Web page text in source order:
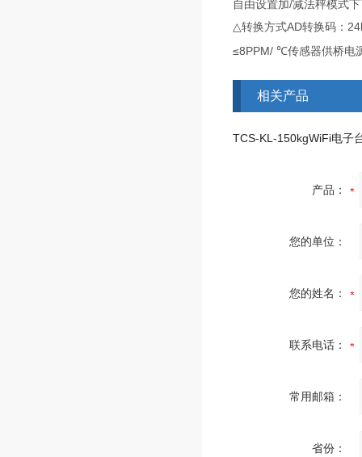
自由设置加/减法秤模式
△转换方式AD转换码：
≤8PPM/ ℃传感器供桥电
相关产品
TCS-KL-150kgWiFi电子
产品：
您的单位：
您的姓名：
联系电话：
常用邮箱：
省份：